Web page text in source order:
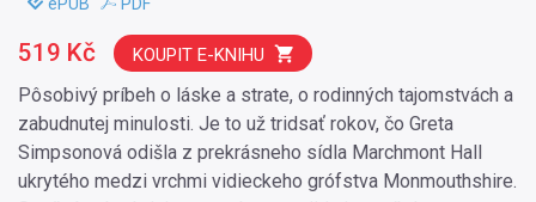
Pôsobivý príbeh o láske a strate, o rodinných tajomstvách a
zabudnutej minulosti. Je to už tridsať rokov, čo Greta
Simpsonová odišla z prekrásneho sídla Marchmont Hall
ukrytého medzi vrchmi vidieckeho grófstva Monmouthshire.
519 Kč KOUPIT E-KNIHU